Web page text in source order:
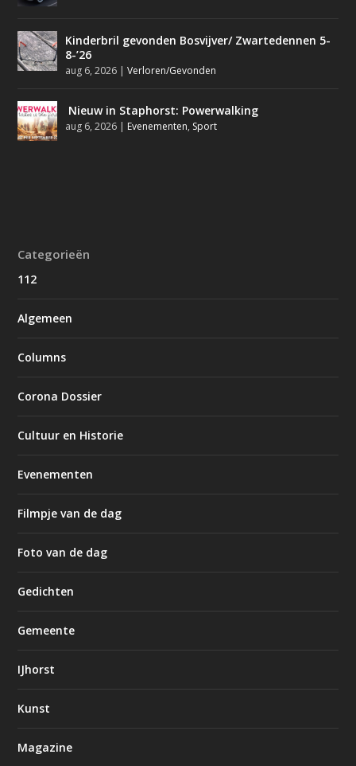
Kinderbril gevonden Bosvijver/ Zwartedennen 5-
8-’26
aug 6, 2026 |Verloren/Gevonden
Nieuw in Staphorst: Powerwalking
aug 6, 2026 | Evenementen, Sport
Categorieën
112
Algemeen
Columns
Corona Dossier
Cultuur en Historie
Evenementen
Filmpje van de dag
Foto van de dag
Gedichten
Gemeente
IJhorst
Kunst
Magazine